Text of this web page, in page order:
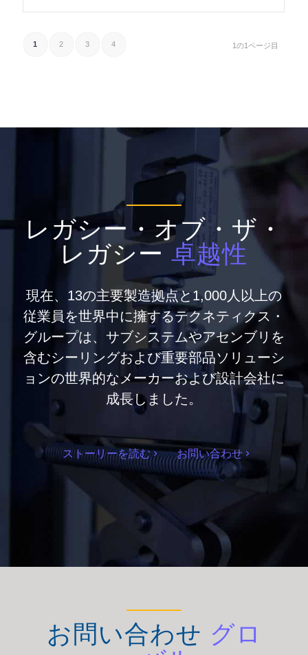
1の1ページ目
1 2 3 4
レガシー・オブ・ザ・
レガシー卓越性
現在、13の主要製造拠点と1,000人以上の
従業員を世界中に擁するテクネティクス・
グループは、サブシステムやアセンブリを
含むシーリングおよび重要部品ソリューシ
ョンの世界的なメーカーおよび設計会社に
成長しました。
ストーリーを読む お問い合わせ
お問い合わせ グロ